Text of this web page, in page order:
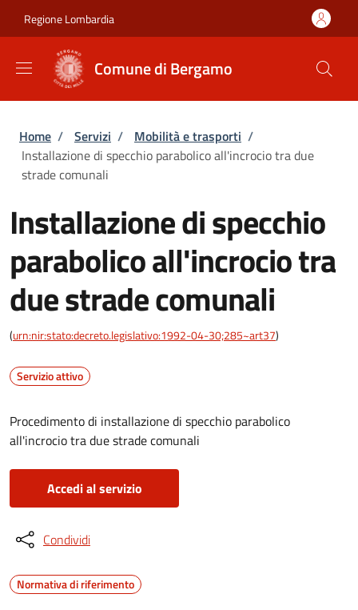
Regione Lombardia
Comune di Bergamo
Briciole di pane
Home / Servizi / Mobilità e trasporti /
Installazione di specchio parabolico all'incrocio tra due
strade comunali
Installazione di specchio
parabolico all'incrocio tra
due strade comunali
(urn:nir:stato:decreto.legislativo:1992-04-30;285~art37)
Servizio attivo
Procedimento di installazione di specchio parabolico
all'incrocio tra due strade comunali
Accedi al servizio
Condividi
Normativa di riferimento